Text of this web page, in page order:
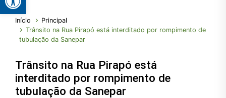
Início
Principal
Trânsito na Rua Pirapó está interditado por rompimento de
tubulação da Sanepar
Trânsito na Rua Pirapó está
interditado por rompimento de
tubulação da Sanepar